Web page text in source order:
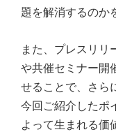
題を解消するのか
また、プレスリリ
や共催セミナー開
せることで、さら
今回ご紹介したポ
よって生まれる価